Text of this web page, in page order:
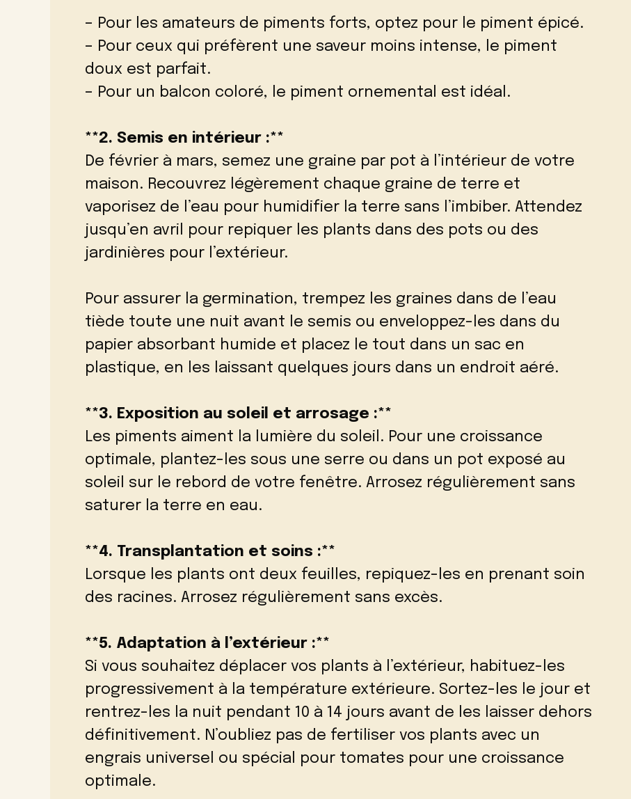
– Pour les amateurs de piments forts, optez pour le piment épicé.
– Pour ceux qui préfèrent une saveur moins intense, le piment
doux est parfait.
– Pour un balcon coloré, le piment ornemental est idéal.
**2. Semis en intérieur :**
De février à mars, semez une graine par pot à l’intérieur de votre
maison. Recouvrez légèrement chaque graine de terre et
vaporisez de l’eau pour humidifier la terre sans l’imbiber. Attendez
jusqu’en avril pour repiquer les plants dans des pots ou des
jardinières pour l’extérieur.
Pour assurer la germination, trempez les graines dans de l’eau
tiède toute une nuit avant le semis ou enveloppez-les dans du
papier absorbant humide et placez le tout dans un sac en
plastique, en les laissant quelques jours dans un endroit aéré.
**3. Exposition au soleil et arrosage :**
Les piments aiment la lumière du soleil. Pour une croissance
optimale, plantez-les sous une serre ou dans un pot exposé au
soleil sur le rebord de votre fenêtre. Arrosez régulièrement sans
saturer la terre en eau.
**4. Transplantation et soins :**
Lorsque les plants ont deux feuilles, repiquez-les en prenant soin
des racines. Arrosez régulièrement sans excès.
**5. Adaptation à l’extérieur :**
Si vous souhaitez déplacer vos plants à l’extérieur, habituez-les
progressivement à la température extérieure. Sortez-les le jour et
rentrez-les la nuit pendant 10 à 14 jours avant de les laisser dehors
définitivement. N’oubliez pas de fertiliser vos plants avec un
engrais universel ou spécial pour tomates pour une croissance
optimale.